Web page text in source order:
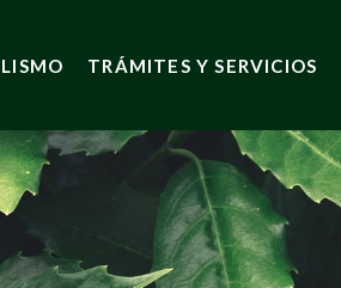
TRÁMITES Y SERVICIOS